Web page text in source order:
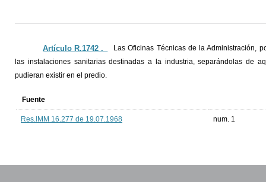
Artículo R.1742 ._
Las Oficinas Técnicas de la Administración,
las instalaciones sanitarias destinadas a la industria, separándolas de
pudieran existir en el predio.
Fuente
Res.IMM 16.277 de 19.07.1968 num. 1